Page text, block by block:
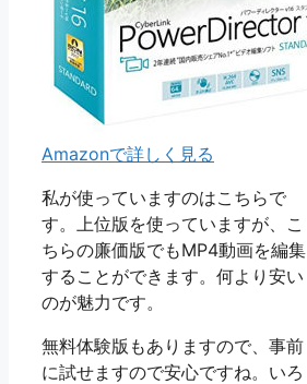
Amazonで詳しく見る
私が使っていますのはこちらで
す。上位版を使っていますが、こ
ちらの廉価版でもMP4動画を編集
することができます。何より安い
のが魅力です。
無料体験版もありますので、事前
に試せますので安心ですね。いろ